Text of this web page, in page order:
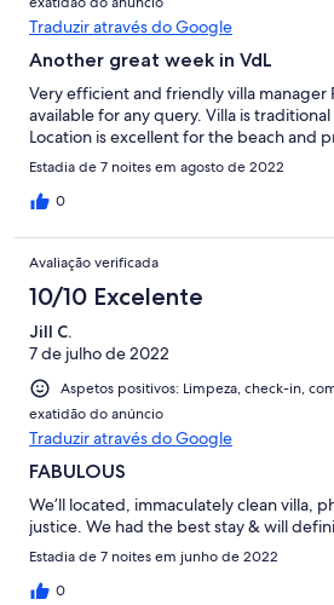
Traduzir através do Google
Another great week in VdL
Very efficient and friendly villa manager
available for any query. Villa is
Location is excellent for the beach and
Estadia de 7 noites em agosto de 2022
0
Avaliação verificada
10/10 Excelente
Jill C.
7 de julho de 2022
Aspetos positivos: Limpeza, check-in,
exatidão do anúncio
Traduzir através do Google
FABULOUS
We’ll located, immaculately clean villa,
justice. We had the best stay & will
Estadia de 7 noites em junho de 2022
0